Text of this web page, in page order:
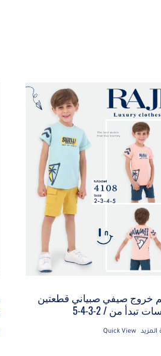
خروج صيفي صبياني قطعتين
تبدأ من / 2-3-4-5
المزيد Quick View